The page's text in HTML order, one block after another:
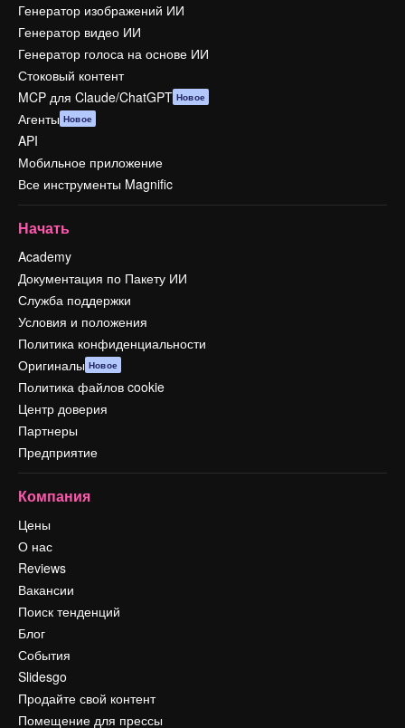
Генератор изображений ИИ
Генератор видео ИИ
Генератор голоса на основе ИИ
Стоковый контент
MCP для Claude/ChatGPT Новое
Агенты Новое
API
Мобильное приложение
Все инструменты Magnific
Начать
Academy
Документация по Пакету ИИ
Служба поддержки
Условия и положения
Политика конфиденциальности
Оригиналы Новое
Политика файлов cookie
Центр доверия
Партнеры
Предприятие
Компания
Цены
О нас
Reviews
Вакансии
Поиск тенденций
Блог
События
Slidesgo
Продайте свой контент
Помещение для прессы